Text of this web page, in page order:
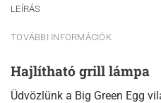
LEÍRÁS
TOVÁBBI INFORMÁCIÓK
Hajlítható grill lámpa
Üdvözlünk a Big Green Egg